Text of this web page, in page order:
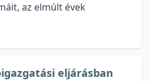
az elmúlt évek
eljárásban